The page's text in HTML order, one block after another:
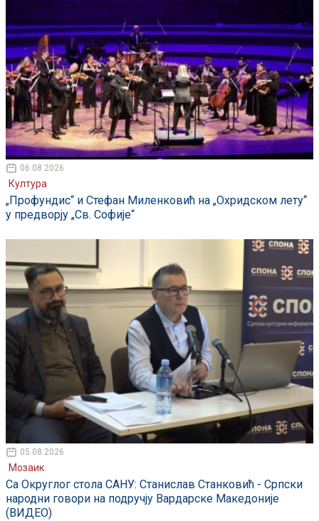
06.08.2026
Култура
„Профундис“ и Стефан Миленковић на „Охридском лету“
у предворју „Св. Софије“
05.08.2026
Мозаик
Са Округлог стола САНУ: Станислав Станковић - Српски
народни говори на подручју Вардарске Македоније
(ВИДЕО)